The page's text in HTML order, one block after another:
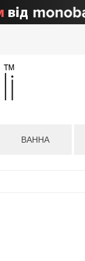
ВАННА